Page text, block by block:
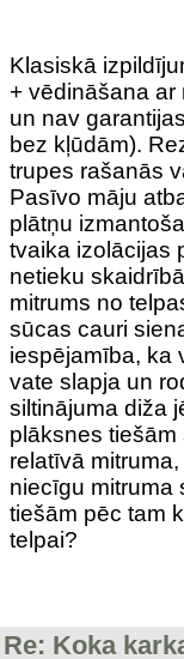
Klasiskā
+ vēdināšana ar
un nav
bez kļūdām).
trupes rašanās
Pasīvo māju
plātņu
tvaika izolācijas
netieku
mitrums no
sūcas cauri
iespējamība, ka
vate slapja un
siltinājuma diža
plāksnes
relatīvā
niecīgu mitruma
tiešām pēc tam
telpai?
Re: Koka